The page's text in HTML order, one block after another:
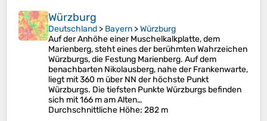
Würzburg
Deutschland > Bayern >Würzburg
Auf der Anhöhe einer Muschelkalkplatte, dem
Marienberg, steht eines der berühmten Wahrzeichen
Würzburgs, die Festung Marienberg. Auf dem
benachbarten Nikolausberg, nahe der Frankenwarte,
liegt mit 360 m über NN der höchste Punkt
Würzburgs. Die tiefsten Punkte Würzburgs befinden
sich mit 166 m am Alten…
Durchschnittliche Höhe: 282 m